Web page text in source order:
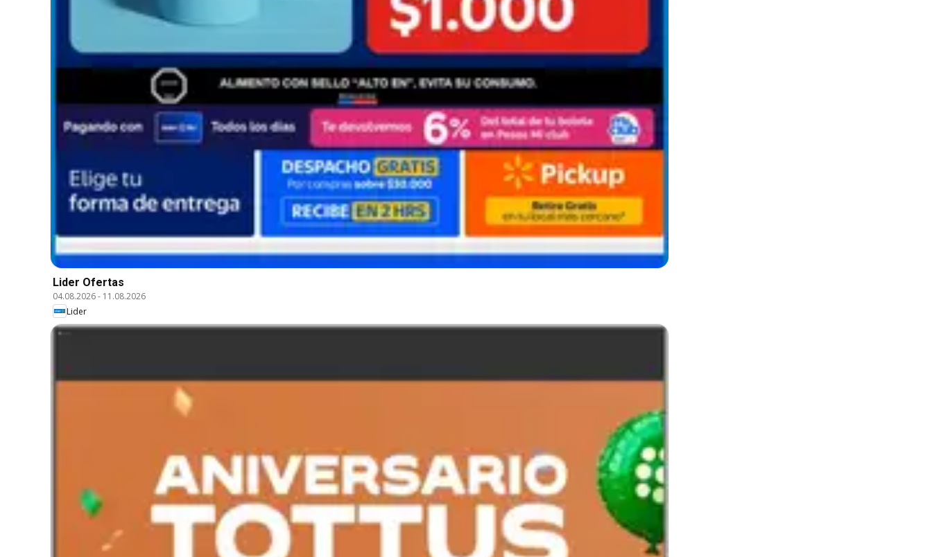
Lider Ofertas
04.08.2026- 11.08.2026
Lider